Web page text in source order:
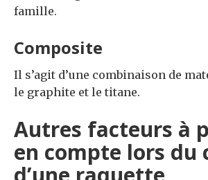
famille.
Composite
Il s’agit d’une combinaison de
le graphite et le titane.
Autres facteurs à
en compte lors du